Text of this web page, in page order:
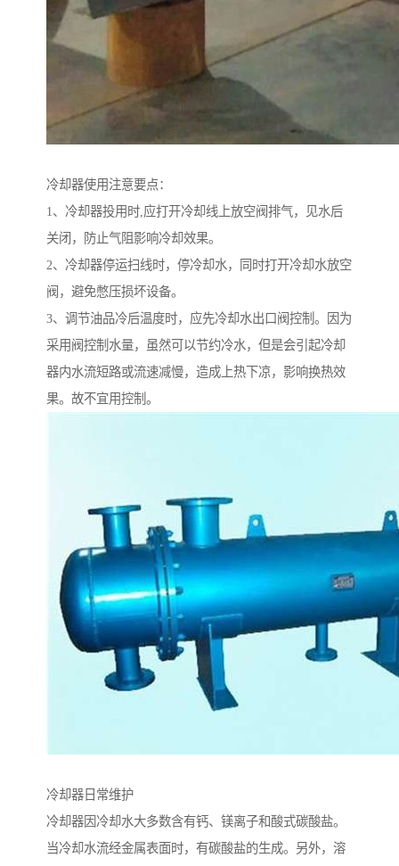
冷却器使用注意要点：
1、冷却器投用时,应打开冷却线上放空阀排气，见水后
关闭，防止气阻影响冷却效果。
2、冷却器停运扫线时，停冷却水，同时打开冷却水放空
阀，避免憋压损坏设备。
3、调节油品冷后温度时，应先冷却水出口阀控制。因为
采用阀控制水量，虽然可以节约冷水，但是会引起冷却
器内水流短路或流速减慢，造成上热下凉，影响换热效
果。故不宜用控制。
冷却器日常维护
冷却器因冷却水大多数含有钙、镁离子和酸式碳酸盐。
当冷却水流经金属表面时，有碳酸盐的生成。另外，溶